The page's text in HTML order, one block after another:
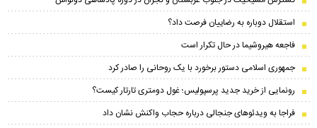
استقلال دوباره به رضاییان فرصت داد؟
فاجعه هیروشیما در حال تکرار است
جمهوری اسلامی دستور برخورد با یک روحانی را صادر کرد
رونمایی از خرید جدید پرسپولیس؛ غول دومتری تارتار کیست؟
فراجا به ویدئوهای جنجالی درباره حجاب واکنش نشان داد